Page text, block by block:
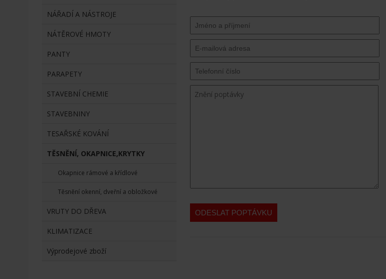
NÁŘADÍ A NÁSTROJE
NÁTĚROVÉ HMOTY
PANTY
PARAPETY
STAVEBNÍ CHEMIE
STAVEBNINY
TESAŘSKÉ KOVÁNÍ
TĚSNĚNÍ, OKAPNICE,KRYTKY
Okapnice rámové a křídlové
Těsnění okenní, dveřní a obložkové
VRUTY DO DŘEVA
KLIMATIZACE
Výprodejové zboží